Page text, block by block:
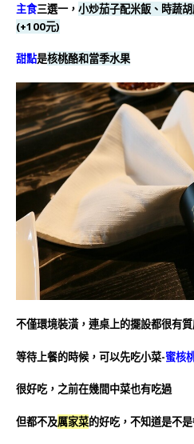
主食三選一， 小炒茄子配米飯、時蔬
(+100元)
甜點是核桃酪和當季水果
不僅環境裝潢，連桌上的擺設都很有
等待上餐的時候，可以先吃小菜-蜜核
很好吃，之前在幾間中菜也有吃過
但都不及厲家菜的好吃，不知道是不